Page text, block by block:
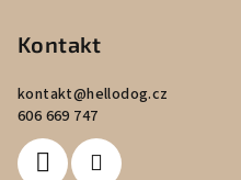
Kontakt
kontakt@hellodog.cz
606 669 747